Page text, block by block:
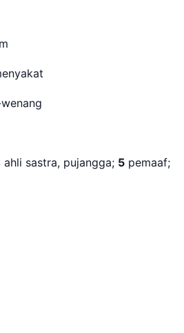
ahli sastra, pujangga; 5 pemaaf;